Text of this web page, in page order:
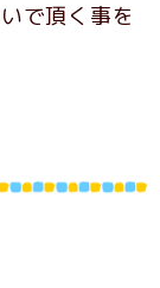
で頂く事を